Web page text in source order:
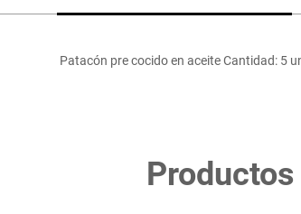
Patacón pre cocido en aceite Cantidad: 5